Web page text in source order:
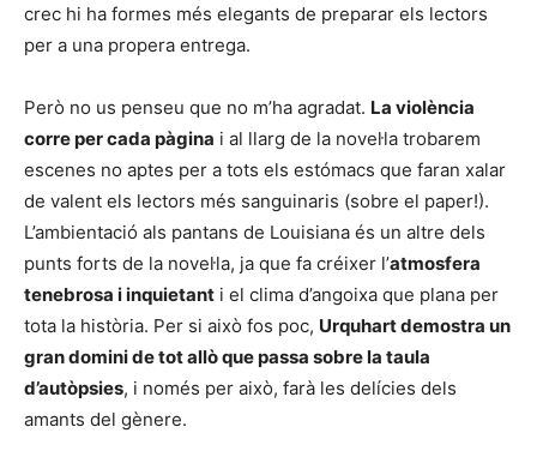
crec hi ha formes més elegants de preparar els lectors
per a una propera entrega.
Però no us penseu que no m’ha agradat. La violència
corre per cada pàgina i al llarg de la novel·la trobarem
escenes no aptes per a tots els estómacs que faran xalar
de valent els lectors més sanguinaris (sobre el paper!).
L’ambientació als pantans de Louisiana és un altre dels
punts forts de la novel·la, ja que fa créixer l’atmosfera
tenebrosa i inquietant i el clima d’angoixa que plana per
tota la història. Per si això fos poc, Urquhart demostra un
gran domini de tot allò que passa sobre la taula
d’autòpsies, i només per això, farà les delícies dels
amants del gènere.